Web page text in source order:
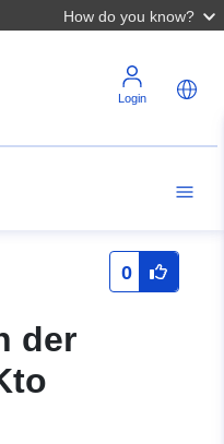
How do you know?
Login
0
der